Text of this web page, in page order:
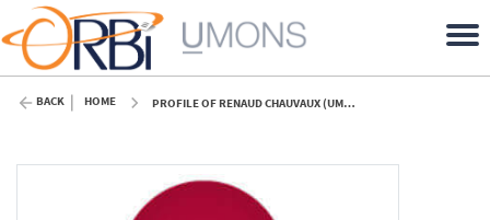
BACK HOME PROFILE OF RENAUD CHAUVAUX (UMONS)